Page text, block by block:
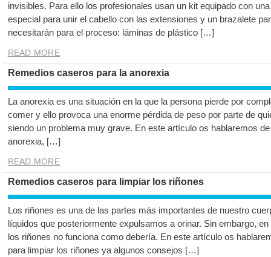
invisibles. Para ello los profesionales usan un kit equipado con
especial para unir el cabello con las extensiones y un brazalete
necesitarán para el proceso: láminas de plástico […]
READ MORE
Remedios caseros para la anorexia
La anorexia es una situación en la que la persona pierde por
comer y ello provoca una enorme pérdida de peso por parte de
siendo un problema muy grave. En este artículo os hablaremos
anorexia, […]
READ MORE
Remedios caseros para limpiar los riñones
Los riñones es una de las partes más importantes de nuestro
líquidos que posteriormente expulsamos a orinar. Sin embargo,
los riñones no funciona como debería. En este artículo os
para limpiar los riñones ya algunos consejos […]